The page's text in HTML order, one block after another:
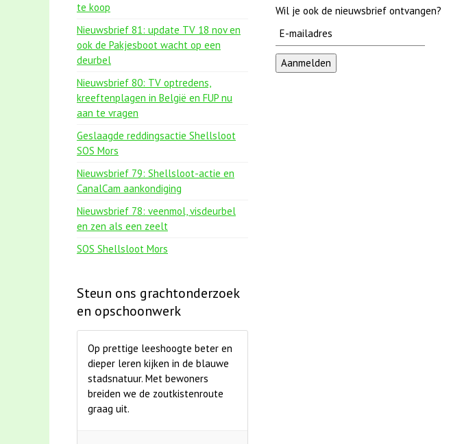
Wil je ook de nieuwsbrief ontvangen?
te koop
Nieuwsbrief 81: update TV 18 nov en
ook de Pakjesboot wacht op een
deurbel
Nieuwsbrief 80: TV optredens,
kreeftenplagen in België en FUP nu
aan te vragen
Geslaagde reddingsactie Shellsloot
SOS Mors
Nieuwsbrief 79: Shellsloot-actie en
CanalCam aankondiging
Nieuwsbrief 78: veenmol, visdeurbel
en zen als een zeelt
SOS Shellsloot Mors
Steun ons grachtonderzoek
en opschoonwerk
Op prettige leeshoogte beter en
dieper leren kijken in de blauwe
stadsnatuur. Met bewoners
breiden we de zoutkistenroute
graag uit.